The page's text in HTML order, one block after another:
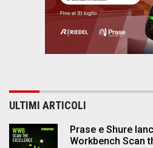
ULTIMI ARTICOLI
Prase e Shure
Workbench Scan